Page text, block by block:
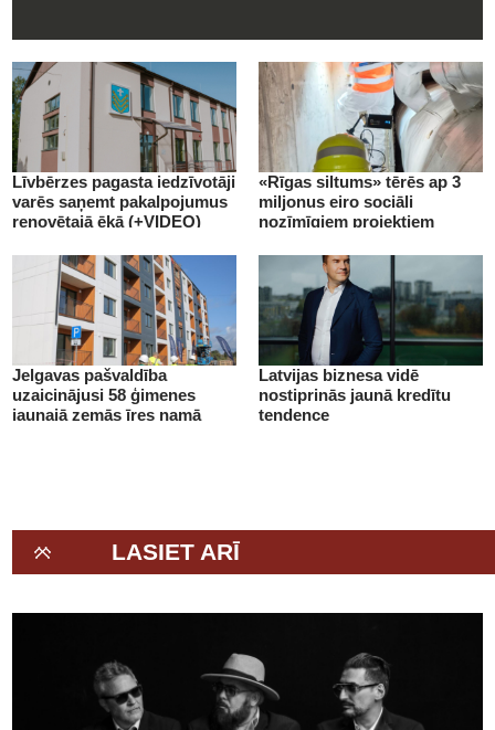
Līvbērzes pagasta iedzīvotāji
varēs saņemt pakalpojumus
renovētajā ēkā (+VIDEO)
«Rīgas siltums» tērēs ap 3
miljonus eiro sociāli
nozīmīgiem projektiem
Jelgavas pašvaldība
uzaicinājusi 58 ģimenes
jaunajā zemās īres namā
Latvijas biznesa vidē
nostiprinās jaunā kredītu
tendence
LASIET ARĪ